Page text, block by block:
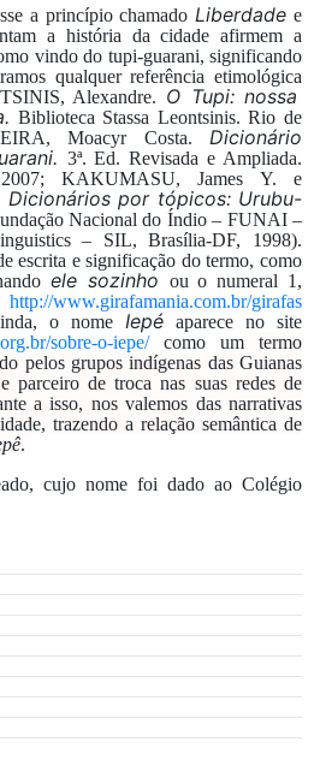
a princípiochamado Liberdade e
am a história da cidade afirmem a
vindodo tupi-guarani, significando
qualquerreferência etimológica
, Alexandre. O Tupi: nossa
Biblioteca Stassa Leontsinis. Rio de
Moacyr Costa. Dicionário
3ª. Ed. Revisada e Ampliada.
KAKUMASU, James Y. e
Dicionários por tópicos: Urubu-
Nacional do Índio – FUNAI –
ics – SIL, Brasília-DF, 1998).
eescrita e significação do termo, como
ele sozinho ou o numeral 1,
http://www.girafamania.com.br/girafas
o nome Iepéaparece no site
sobre-o-iepe/como um
termo
pelos grupos indígenas das Guianas
parceiro de troca nas suas redes de
a isso, nos valemos das narrativas
, trazendo a relação semântica de
.
cujonome foi dado aoColégio